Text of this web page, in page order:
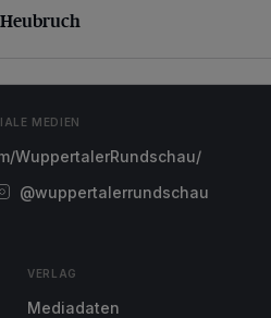
MEDIEN
WuppertalerRundschau/
@wuppertalerrundschau
VERLAG
Mediadaten